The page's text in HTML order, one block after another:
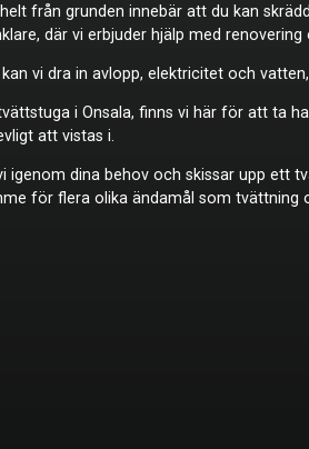
från grunden innebär att du kan
där vi erbjuder hjälp med
vi dra in avlopp, elektricitet och
i Onsala, finns vi här för att ta
att vistas i.
igenom dina behov och skissar upp ett
för flera olika ändamål som tvättning